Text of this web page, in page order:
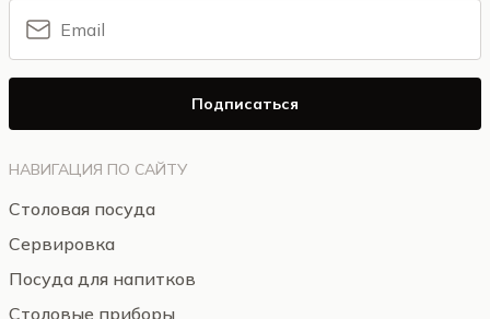
НАВИГАЦИЯ ПО САЙТУ
Столовая посуда
Сервировка
Посуда для напитков
Столовые приборы
Подписаться